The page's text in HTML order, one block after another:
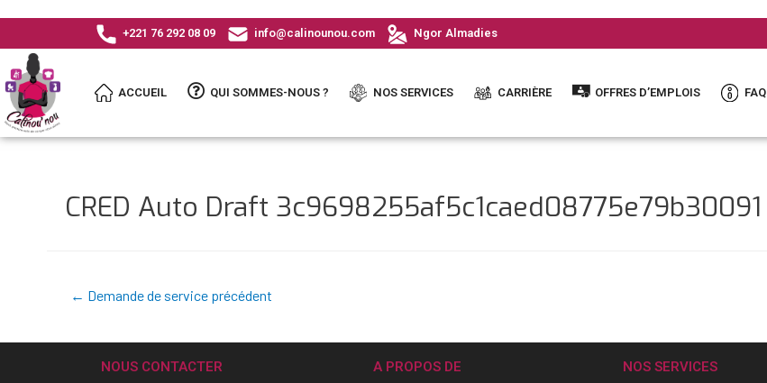
+221 76 292 08 09 info@calinounou.com Ngor Almadies
ACCUEIL QUI SOMMES-NOUS ? NOS SERVICES CARRIÈRE OFFRES D’EMPLOIS FAQ
CRED Auto Draft 3c9698255af5c1caed08775e79b30091
← Demande de service précédent
NOUS CONTACTER A PROPOS DE NOS SERVICES